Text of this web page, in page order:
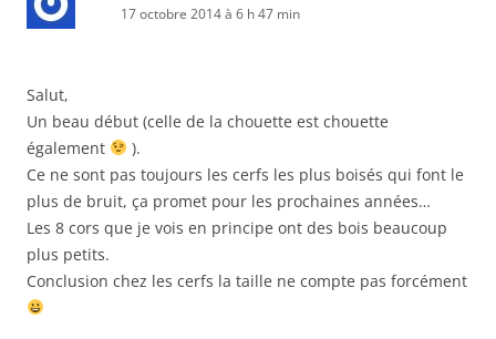
17 octobre 2014 à 6 h 47 min
Salut,
Un beau début (celle de la chouette est chouette
également
).
Ce ne sont pas toujours les cerfs les plus boisés qui font le
plus de bruit, ça promet pour les prochaines années…
Les 8 cors que je vois en principe ont des bois beaucoup
plus petits.
Conclusion chez les cerfs la taille ne compte pas forcément